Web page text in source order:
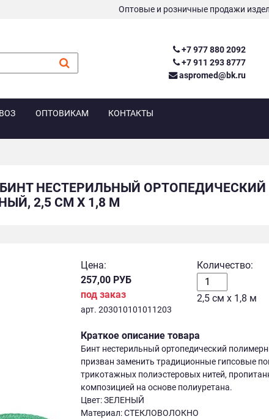
Оптовые и розничные продажи
+7 977 880 2092
+7 911 293 8777
aspromed@bk.ru
ОПТОВИКАМ КОНТАКТЫ
БИНТ НЕСТЕРИЛЬНЫЙ
2,5 СМ Х 1,8 М
Цена:
257,00 РУБ
под заказ
арт. 203010101011203
Количество:
2,5 см х 1,8 м
Краткое описание товара
Бинт нестерильный ортопедический
призван заменить традиционные гипсовые
трикотажных полиэстеровых нитей,
композицией на основе полиуретана.
Цвет: ЗЕЛЕНЫЙ
Материал: СТЕКЛОВОЛОКНО